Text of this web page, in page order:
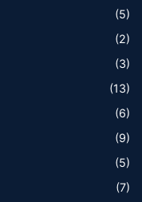
(5)
(2)
(3)
(13)
(6)
(9)
(5)
(7)